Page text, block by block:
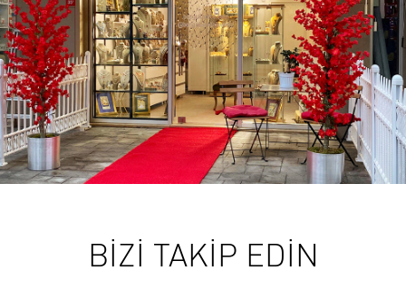
BİZİ TAKİP EDİN